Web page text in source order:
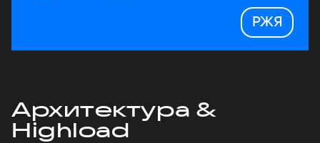
РЖЯ
Архитектура &
Highload